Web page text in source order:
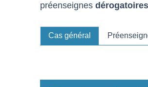
préenseignes dérogatoires
Cas général